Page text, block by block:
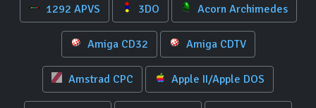
1292 APVS 3DO Acorn Archimedes
Amiga CD32 Amiga CDTV
Amstrad CPC Apple II/Apple DOS